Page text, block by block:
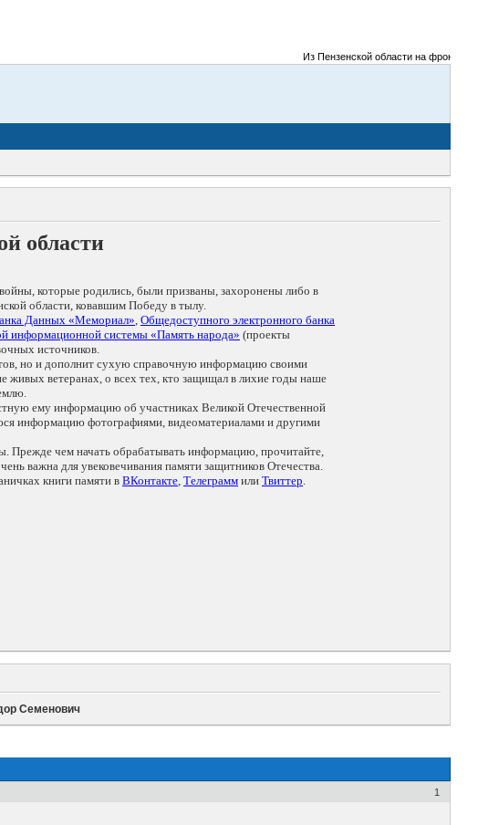
Из Пензенской области на фронты
области
которые родились, были призваны, захоронены либо в
области, ковавшим Победу в тылу.
Данных «Мемориал», Общедоступного электронного банка
информационной системы «Память народа» (проекты
источников.
но и дополнит сухую справочную информацию своими
ветеранах, о всех тех, кто защищал в лихие годы наше
ему информацию об участниках Великой Отечественной
информацию фотографиями, видеоматериалами и другими
Прежде чем начать обрабатывать информацию, прочитайте,
важна для увековечивания памяти защитников Отечества.
книги памяти в ВКонтакте, Телеграмм или Твиттер.
Семенович
1